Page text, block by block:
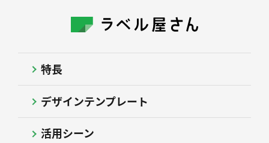
特長
デザインテンプレート
活用シーン